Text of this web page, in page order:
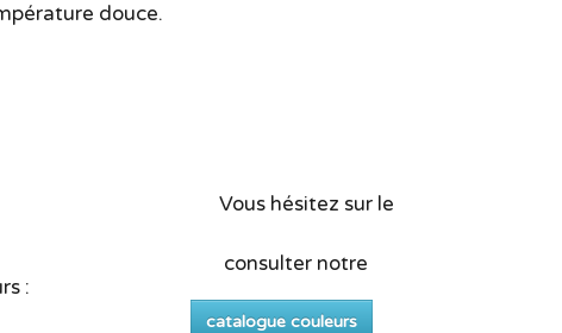
douce.
sur le
notre
des couleurs :
catalogue couleurs